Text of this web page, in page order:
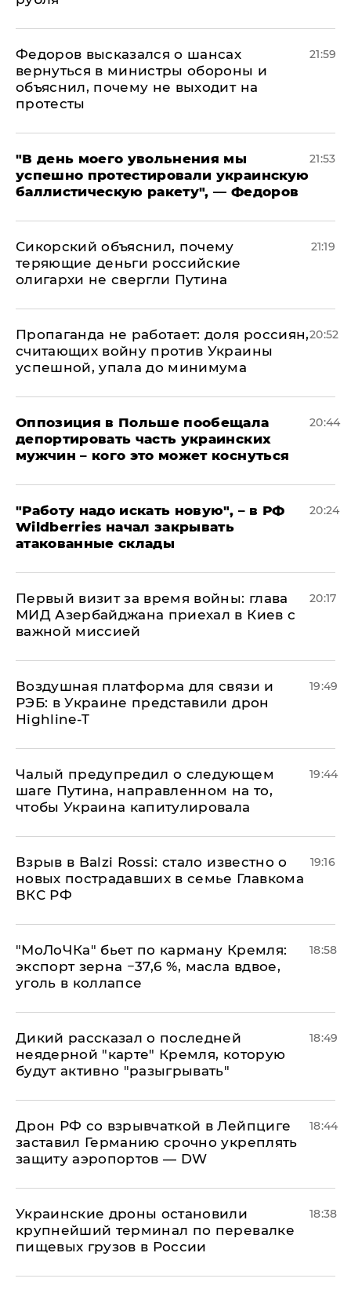
Федоров высказался о шансах
вернуться в министры обороны и
объяснил, почему не выходит на
протесты
21:59
​"В день моего увольнения мы
успешно протестировали украинскую
баллистическую ракету", — Федоров
21:53
Сикорский объяснил, почему
теряющие деньги российские
олигархи не свергли Путина
21:19
​Пропаганда не работает: доля россиян,
считающих войну против Украины
успешной, упала до минимума
20:52
Оппозиция в Польше пообещала
депортировать часть украинских
мужчин – кого это может коснуться
20:44
"Работу надо искать новую", – в РФ
Wildberries начал закрывать
атакованные склады
20:24
Первый визит за время войны: глава
МИД Азербайджана приехал в Киев с
важной миссией
20:17
Воздушная платформа для связи и
РЭБ: в Украине представили дрон
Highline-T
19:49
Чалый предупредил о следующем
шаге Путина, направленном на то,
чтобы Украина капитулировала
19:44
Взрыв в Balzi Rossi: стало известно о
новых пострадавших в семье Главкома
ВКС РФ
19:16
​"МоЛоЧКа" бьет по карману Кремля:
экспорт зерна −37,6 %, масла вдвое,
уголь в коллапсе
18:58
Дикий рассказал о последней
неядерной "карте" Кремля, которую
будут активно "разыгрывать"
18:49
​Дрон РФ со взрывчаткой в Лейпциге
заставил Германию срочно укреплять
защиту аэропортов — DW
18:44
Украинские дроны остановили
крупнейший терминал по перевалке
пищевых грузов в России
18:38